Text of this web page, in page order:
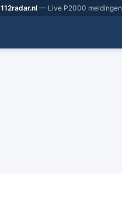
112radar.nl— Live P2000 meldingen